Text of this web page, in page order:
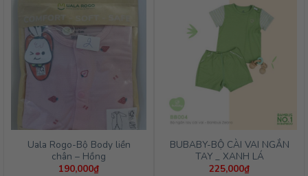
Uala Rogo-Bộ Body liền
chân – Hồng
190,000₫
BUBABY-BỘ CÀI VAI NGẮN
TAY _ XANH LÁ
225,000₫